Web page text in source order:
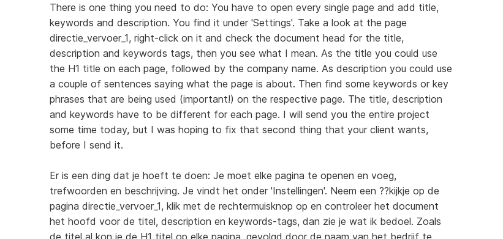
There is one thing you need to do: You have to open every single page and add title,
keywords and description. You find it under 'Settings'. Take a look at the page
directie_vervoer_1, right-click on it and check the document head for the title,
description and keywords tags, then you see what I mean. As the title you could use
the H1 title on each page, followed by the company name. As description you could use
a couple of sentences saying what the page is about. Then find some keywords or key
phrases that are being used (important!) on the respective page. The title, description
and keywords have to be different for each page. I will send you the entire project
some time today, but I was hoping to fix that second thing that your client wants,
before I send it.
Er is een ding dat je hoeft te doen: Je moet elke pagina te openen en voeg,
trefwoorden en beschrijving. Je vindt het onder 'Instellingen'. Neem een ??kijkje op de
pagina directie_vervoer_1, klik met de rechtermuisknop op en controleer het document
het hoofd voor de titel, description en keywords-tags, dan zie je wat ik bedoel. Zoals
de titel al kon je de H1 titel op elke pagina, gevolgd door de naam van het bedrijf te